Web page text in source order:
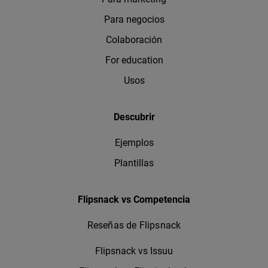
Para negocios
Colaboración
For education
Usos
Descubrir
Ejemplos
Plantillas
Flipsnack vs Competencia
Reseñas de Flipsnack
Flipsnack vs Issuu